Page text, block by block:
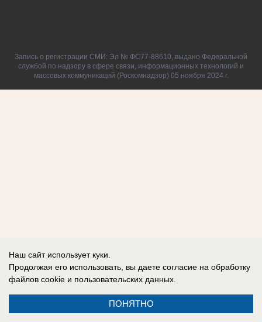
Запись о регистрации СМИ: Эл № ФС77-88610, выдано Федеральной
службой по надзору в сфере связи, информационных технологий и
массовых коммуникаций (Роскомнадзор) 05 ноября 2024 г.
Наш сайт использует куки.
Продолжая его использовать, вы даете согласие на обработку
файлов cookie и пользовательских данных.
ПОНЯТНО